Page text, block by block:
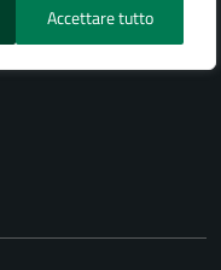
Accettare tutto